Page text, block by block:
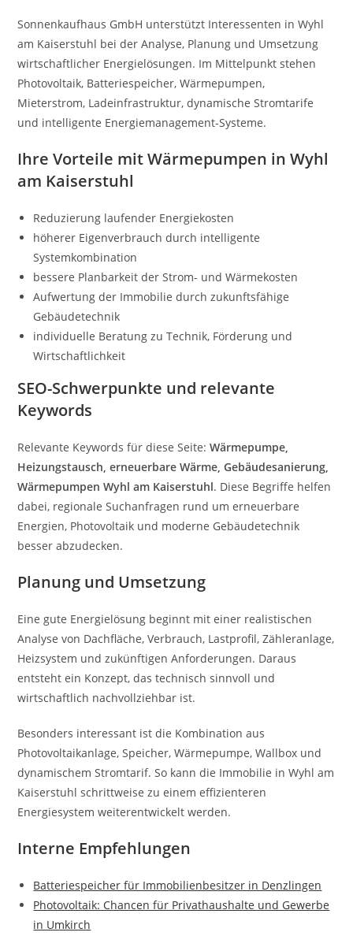
Sonnenkaufhaus GmbH unterstützt Interessenten in Wyhl
am Kaiserstuhl bei der Analyse, Planung und Umsetzung
wirtschaftlicher Energielösungen. Im Mittelpunkt stehen
Photovoltaik, Batteriespeicher, Wärmepumpen,
Mieterstrom, Ladeinfrastruktur, dynamische Stromtarife
und intelligente Energiemanagement-Systeme.
Ihre Vorteile mit Wärmepumpen in Wyhl
am Kaiserstuhl
Reduzierung laufender Energiekosten
höherer Eigenverbrauch durch intelligente
Systemkombination
bessere Planbarkeit der Strom- und Wärmekosten
Aufwertung der Immobilie durch zukunftsfähige
Gebäudetechnik
individuelle Beratung zu Technik, Förderung und
Wirtschaftlichkeit
SEO-Schwerpunkte und relevante
Keywords
Relevante Keywords für diese Seite:Wärmepumpe,
Heizungstausch, erneuerbare Wärme, Gebäudesanierung,
Wärmepumpen Wyhl am Kaiserstuhl. Diese Begriffe helfen
dabei, regionale Suchanfragen rund um erneuerbare
Energien, Photovoltaik und moderne Gebäudetechnik
besser abzudecken.
Planung und Umsetzung
Eine gute Energielösung beginnt mit einer realistischen
Analyse von Dachfläche, Verbrauch, Lastprofil, Zähleranlage,
Heizsystem und zukünftigen Anforderungen. Daraus
entsteht ein Konzept, das technisch sinnvoll und
wirtschaftlich nachvollziehbar ist.
Besonders interessant ist die Kombination aus
Photovoltaikanlage, Speicher, Wärmepumpe, Wallbox und
dynamischem Stromtarif. So kann die Immobilie in Wyhl am
Kaiserstuhl schrittweise zu einem effizienteren
Energiesystem weiterentwickelt werden.
Interne Empfehlungen
Batteriespeicher für Immobilienbesitzer in Denzlingen
Photovoltaik: Chancen für Privathaushalte und Gewerbe
in Umkirch